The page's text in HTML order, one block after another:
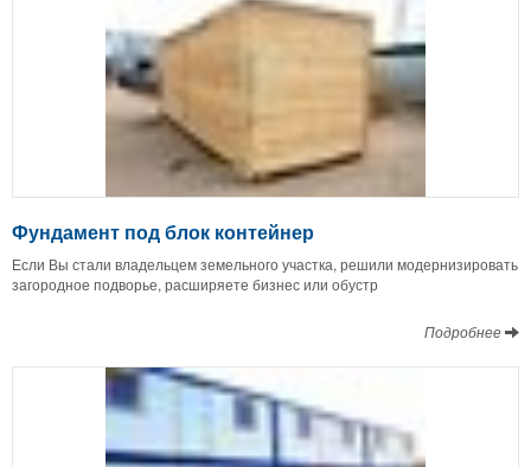
Фундамент под блок контейнер
Если Вы стали владельцем земельного участка, решили модернизировать
загородное подворье, расширяете бизнес или обустр
Подробнее